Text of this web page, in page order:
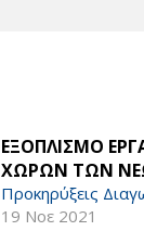
ΕΞΟΠΛΙΣΜΟ
ΧΩΡΩΝ ΤΩΝ
Προκηρύξεις
19 Νοε 2021